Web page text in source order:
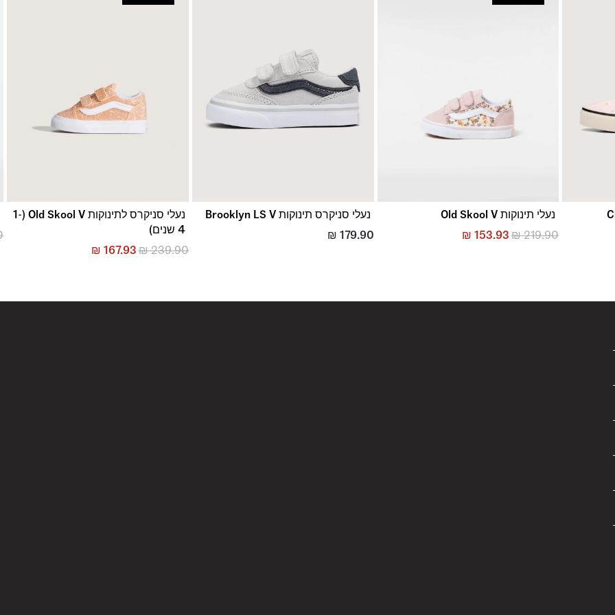
נעלי תינוקות Old Skool V
₪219.90
₪ 153.93
נעלי סניקרס תינוקות Brooklyn LS V
₪ 179.90
נעלי סניקרס לתינוקות Old Skool V (1-
4 שנים)
₪239.90
₪ 167.93